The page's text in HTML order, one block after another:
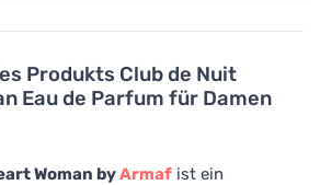
Produkts Club de Nuit
Eau de Parfum für Damen
Woman byArmaf ist ein